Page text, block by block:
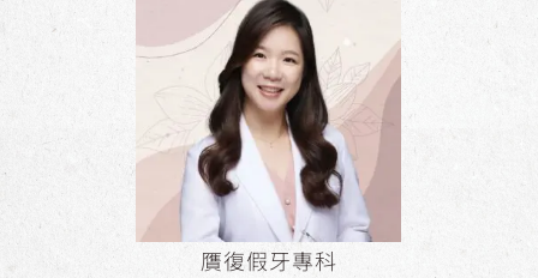
贋復假牙專科